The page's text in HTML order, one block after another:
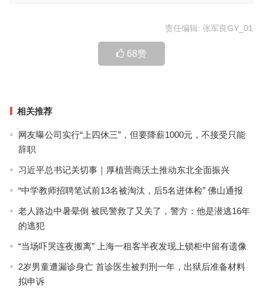
责任编辑: 张军良GY_01
68赞
相关推荐
网友曝公司实行“上四休三”，但要降薪1000元，不接受只能
辞职
习近平总书记关切事｜厚植营商沃土推动东北全面振兴
“中学教师招聘笔试前13名被淘汰，后5名进体检” 佛山通报
老人路边中暑晕倒 被民警救了又关了，警方：他是潜逃16年
的逃犯
“当场吓哭连夜搬离” 上海一租客半夜发现上锁柜中留有遗像
2岁男童遭漏诊身亡 首诊医生被判刑一年，出狱后准备材料
拟申诉